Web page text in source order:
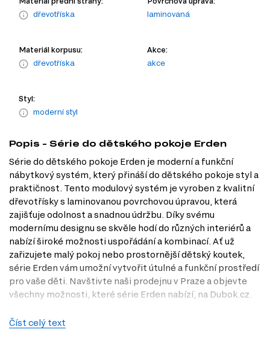
dřevotříska
laminovaná
Materiál korpusu:
dřevotříska
Akce:
akce
Styl:
moderní styl
Popis - Série do dětského pokoje Erden
Série do dětského pokoje Erden je moderní a funkční
nábytkový systém, který přináší do dětského pokoje styl a
praktičnost. Tento modulový systém je vyroben z kvalitní
dřevotřísky s laminovanou povrchovou úpravou, která
zajišťuje odolnost a snadnou údržbu. Díky svému
modernímu designu se skvěle hodí do různých interiérů a
nabízí široké možnosti uspořádání a kombinací. Ať už
zařizujete malý pokoj nebo prostornější dětský koutek,
série Erden vám umožní vytvořit útulné a funkční prostředí
pro vaše děti. Navštivte naši prodejnu v Praze a objevte
všechny možnosti, které série Erden nabízí, na Dubok.cz.
Charakteristiky, vlastnosti a výhody
Číst celý text